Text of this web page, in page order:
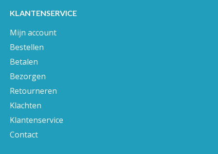
KLANTENSERVICE
Mijn account
Bestellen
Betalen
Bezorgen
Retourneren
Klachten
Klantenservice
Contact